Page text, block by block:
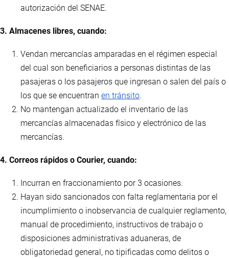
autorización del SENAE.
3. Almacenes libres, cuando:
Vendan mercancías amparadas en el régimen especial
del cual son beneficiarios a personas distintas de las
pasajeras o los pasajeros que ingresan o salen del país o
los que se encuentran en tránsito.
No mantengan actualizado el inventario de las
mercancías almacenadas físico y electrónico de las
mercancías.
4. Correos rápidos o Courier, cuando:
Incurran en fraccionamiento por 3 ocasiones.
Hayan sido sancionados con falta reglamentaria por el
incumplimiento o inobservancia de cualquier reglamento,
manual de procedimiento, instructivos de trabajo o
disposiciones administrativas aduaneras, de
obligatoriedad general, no tipificadas como delitos o